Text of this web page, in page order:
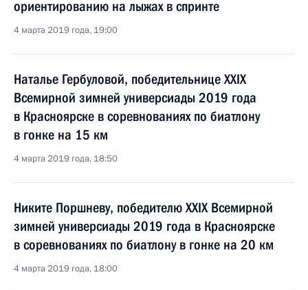
ориентированию на лыжах в спринте
4 марта 2019 года, 19:00
Наталье Гербуловой, победительнице XXIX
Всемирной зимней универсиады 2019 года
в Красноярске в соревнованиях по биатлону
в гонке на 15 км
4 марта 2019 года, 18:50
Никите Поршневу, победителю XXIX Всемирной
зимней универсиады 2019 года в Красноярске
в соревнованиях по биатлону в гонке на 20 км
4 марта 2019 года, 18:00